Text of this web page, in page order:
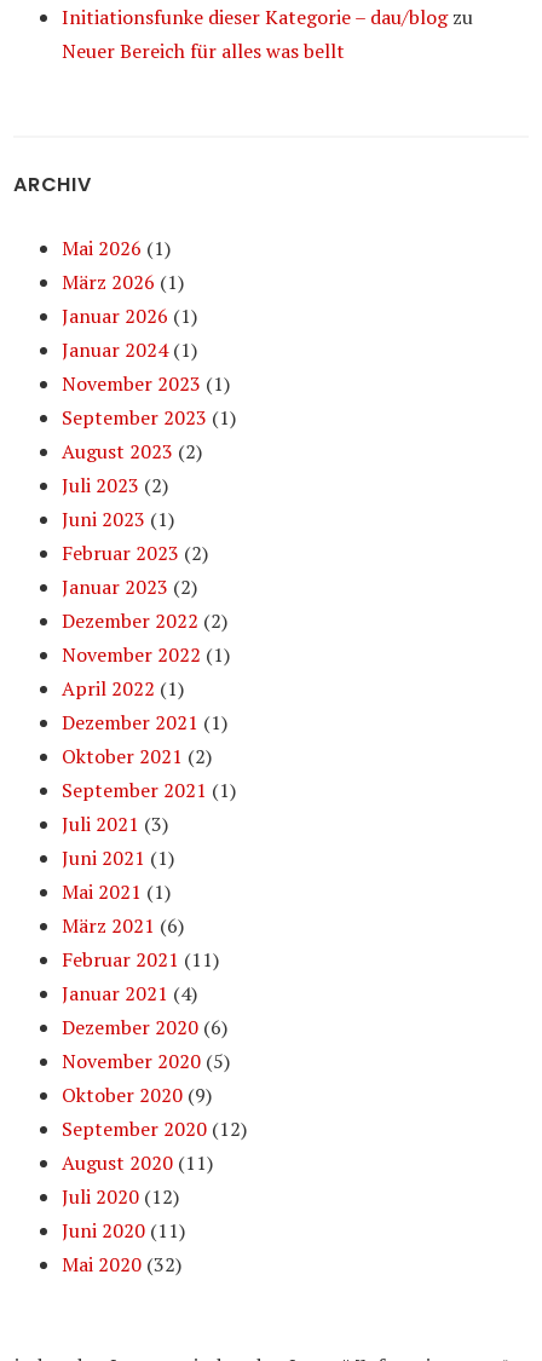
Initiationsfunke dieser Kategorie – dau/blogzu
Neuer Bereich für alles was bellt
ARCHIV
Mai 2026 (1)
März 2026 (1)
Januar 2026 (1)
Januar 2024(1)
November 2023 (1)
September 2023 (1)
August 2023 (2)
Juli 2023 (2)
Juni 2023 (1)
Februar 2023 (2)
Januar 2023 (2)
Dezember 2022 (2)
November 2022 (1)
April 2022 (1)
Dezember 2021 (1)
Oktober 2021 (2)
September 2021 (1)
Juli 2021 (3)
Juni 2021 (1)
Mai 2021 (1)
März 2021 (6)
Februar 2021 (11)
Januar 2021 (4)
Dezember 2020 (6)
November 2020 (5)
Oktober 2020 (9)
September 2020 (12)
August 2020 (11)
Juli 2020 (12)
Juni 2020 (11)
Mai 2020 (32)